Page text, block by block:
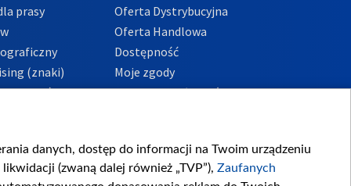
prasy
(znaki)
Oferta Dystrybucyjna
Oferta Handlowa
Dostępność
Moje zgody
Procedura zgłoszeń
danych, dostęp do informacji na Twoim urządzeniu
(zwaną dalej również „TVP”), Zaufanych